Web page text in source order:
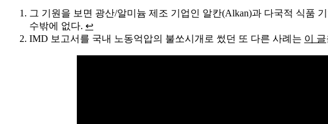
그 기원을 보면 광산/알미늄 제조 기업인 알칸(Alkan)과 다국적 식품
수밖에 없다. ↩
IMD 보고서를 국내 노동억압의 불쏘시개로 썼던 또 다른 사례는 이 글